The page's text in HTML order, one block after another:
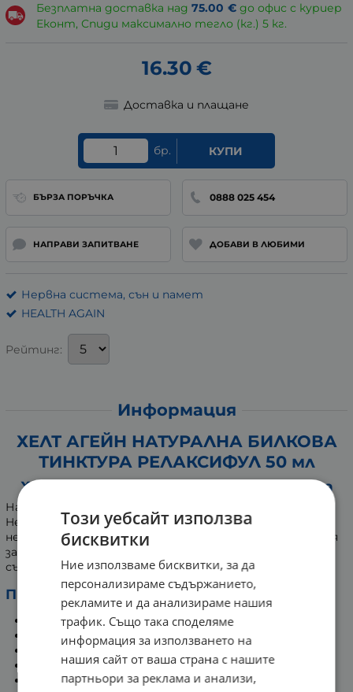
Безплатна доставка над 75.00 €до офис с куриер
Еконт, Спиди максимално тегло (кг.) 5 кг.
16.30 €
Доставка и плащане
бр. КУПИ
БЪРЗА ПОРЪЧКА 0888 025 454
НАПРАВИ ЗАПИТВАНЕ ДОБАВИ В ЛЮБИМИ
Нервна система, сън и памет
HEALTH AGAIN
Рейтинг:
Информация
ХЕЛТ АГЕЙН НАТУРАЛНА БИЛКОВА
ТИНКТУРА РЕЛАКСИФУЛ 50 мл
Хранителна добавка за нервна система
Натуралната билкова тинктура "Релаксифул" от
Health Again съдържа български билки, подпомагащи
нервната система. Хранителната добавка допринася
за премахване на паник атаките и депресивните
състояния, като осигурява енергия.
Препоръчва се прием при:
Безсъние и смущения в съня.
Нервно напрежение и тревожност.
Пристъп на страх.
Панически пристъпи (паник атаки).
Апатия и депресия.
Този уебсайт използва
бисквитки
Ние използваме бисквитки, за да
персонализираме съдържанието,
рекламите и да анализираме нашия
трафик. Също така споделяме
информация за използването на
нашия сайт от ваша страна с нашите
партньори за реклама и анализи,